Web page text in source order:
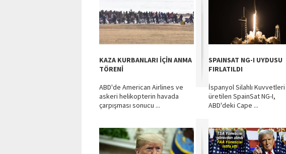
KAZA KURBANLARI İÇİN ANMA
TÖRENİ
ABD'de American Airlines ve
askeri helikopterin havada
çarpışması sonucu ...
SPAINSAT NG-I UYDUSU
FIRLATILDI
İspanyol Silahlı Kuvvetleri
üretilen SpainSat NG-I,
ABD'deki Cape ...